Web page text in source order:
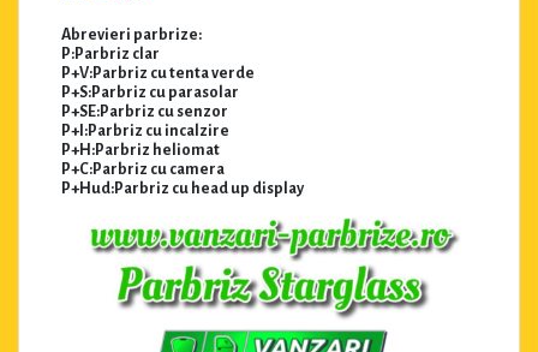
Abrevieri parbrize:
P:Parbriz clar
P+V:Parbriz cu tenta verde
P+S:Parbriz cu parasolar
P+SE:Parbriz cu senzor
P+I:Parbriz cu incalzire
P+H:Parbriz heliomat
P+C:Parbriz cu camera
P+Hud:Parbriz cu head up display